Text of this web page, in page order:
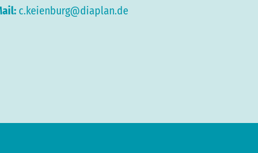
c.keienburg@diaplan.de